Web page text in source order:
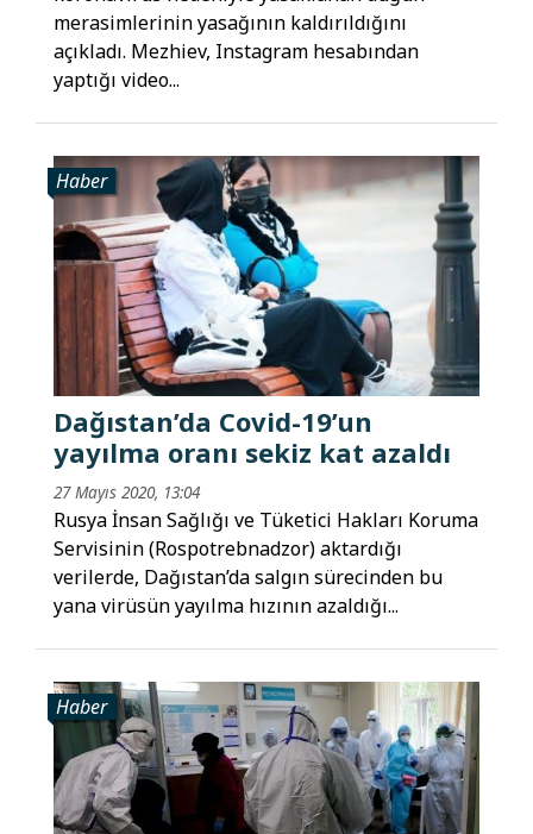
merasimlerinin yasağının kaldırıldığını
açıkladı. Mezhiev, Instagram hesabından
yaptığı video...
Haber
Dağıstan’da Covid-19’un
yayılma oranı sekiz kat azaldı
27 Mayıs 2020, 13:04
Rusya İnsan Sağlığı ve Tüketici Hakları Koruma
Servisinin (Rospotrebnadzor) aktardığı
verilerde, Dağıstan’da salgın sürecinden bu
yana virüsün yayılma hızının azaldığı...
Haber